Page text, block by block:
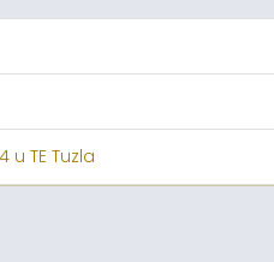
TE Tuzla